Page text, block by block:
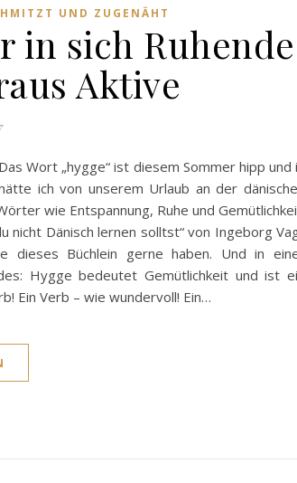
UND ZUGENÄHT
in sich Ruhende
Aktive
Wort „hygge“ ist diesem Sommer hipp und
ich von unserem Urlaub an der
wie Entspannung, Ruhe und
nicht Dänisch lernen solltst“ von Ingeborg
dieses Büchlein gerne haben. Und in
Hygge bedeutet Gemütlichkeit und ist
Ein Verb – wie wundervoll! Ein…